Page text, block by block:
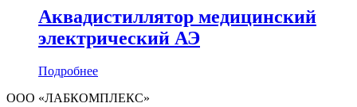
Аквадистиллятор медицинский
электрический АЭ
Подробнее
ООО «ЛАБКОМПЛЕКС»